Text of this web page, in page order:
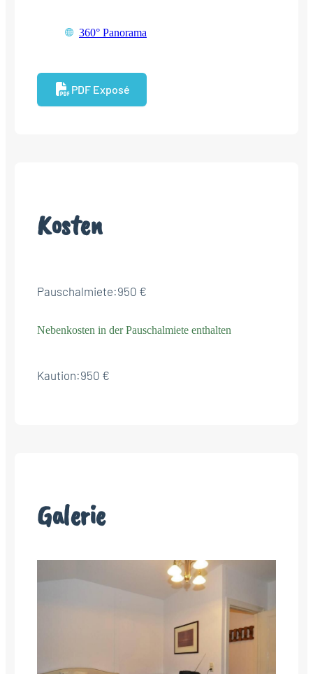
360° Panorama
PDF Exposé
Kosten
Pauschalmiete:950 €
Nebenkosten in der Pauschalmiete enthalten
Kaution:950 €
Galerie